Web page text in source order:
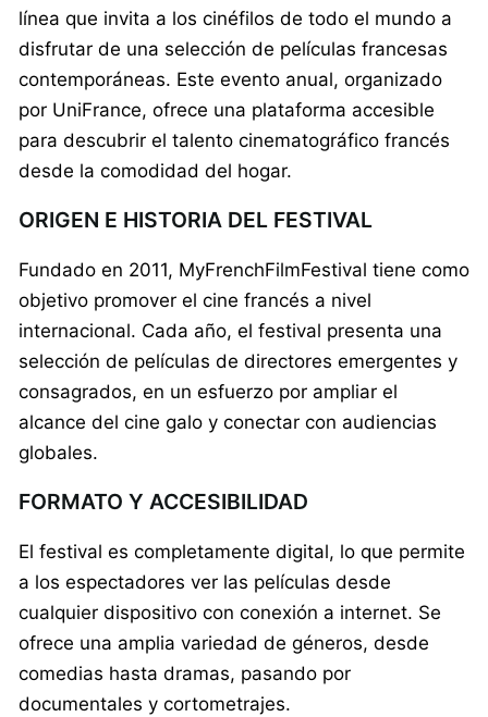
línea que invita a los cinéfilos de todo el mundo a
disfrutar de una selección de películas francesas
contemporáneas. Este evento anual, organizado
por UniFrance, ofrece una plataforma accesible
para descubrir el talento cinematográfico francés
desde la comodidad del hogar.
ORIGEN E HISTORIA DEL FESTIVAL
Fundado en 2011, MyFrenchFilmFestival tiene como
objetivo promover el cine francés a nivel
internacional. Cada año, el festival presenta una
selección de películas de directores emergentes y
consagrados, en un esfuerzo por ampliar el
alcance del cine galo y conectar con audiencias
globales.
FORMATO Y ACCESIBILIDAD
El festival es completamente digital, lo que permite
a los espectadores ver las películas desde
cualquier dispositivo con conexión a internet. Se
ofrece una amplia variedad de géneros, desde
comedias hasta dramas, pasando por
documentales y cortometrajes.